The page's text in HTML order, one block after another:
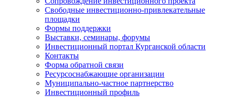
Свободные инвестиционно-привлекательные
площадки
Формы поддержки
Выставки, семинары, форумы
Инвестиционный портал Курганской области
Контакты
Форма обратной связи
Ресурсоснабжающие организации
Муниципально-частное партнерство
Инвестиционный профиль